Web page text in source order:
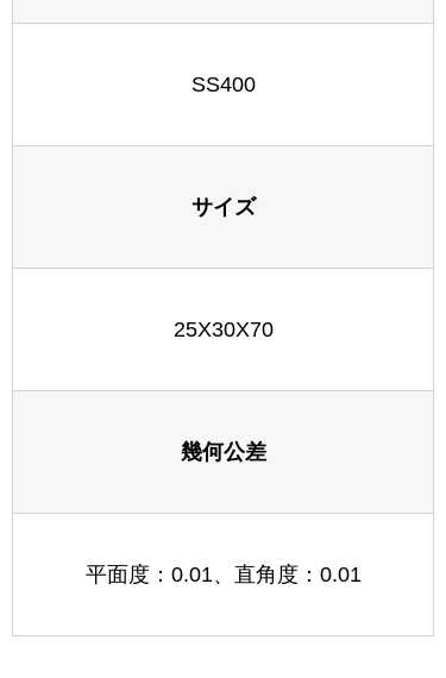
SS400
サイズ
25X30X70
幾何公差
平面度：0.01、直角度：0.01